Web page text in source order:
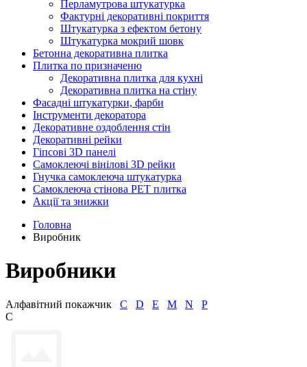
Перламутрова штукатурка
Фактурні декоративні покриття
Штукатурка з ефектом бетону
Штукатурка мокрий шовк
Бетонна декоративна плитка
Плитка по призначеню
Декоративна плитка для кухні
Декоративна плитка на стіну
Фасадні штукатурки, фарби
Інструменти декоратора
Декоративне оздоблення стін
Декоративні рейки
Гіпсові 3D панелі
Самоклеючі вінілові 3D рейки
Гнучка самоклеюча штукатурка
Самоклеюча стінова PET плитка
Акції та знижки
Головна
Виробник
Виробники
Алфавітний покажчик C D E M N
P
C